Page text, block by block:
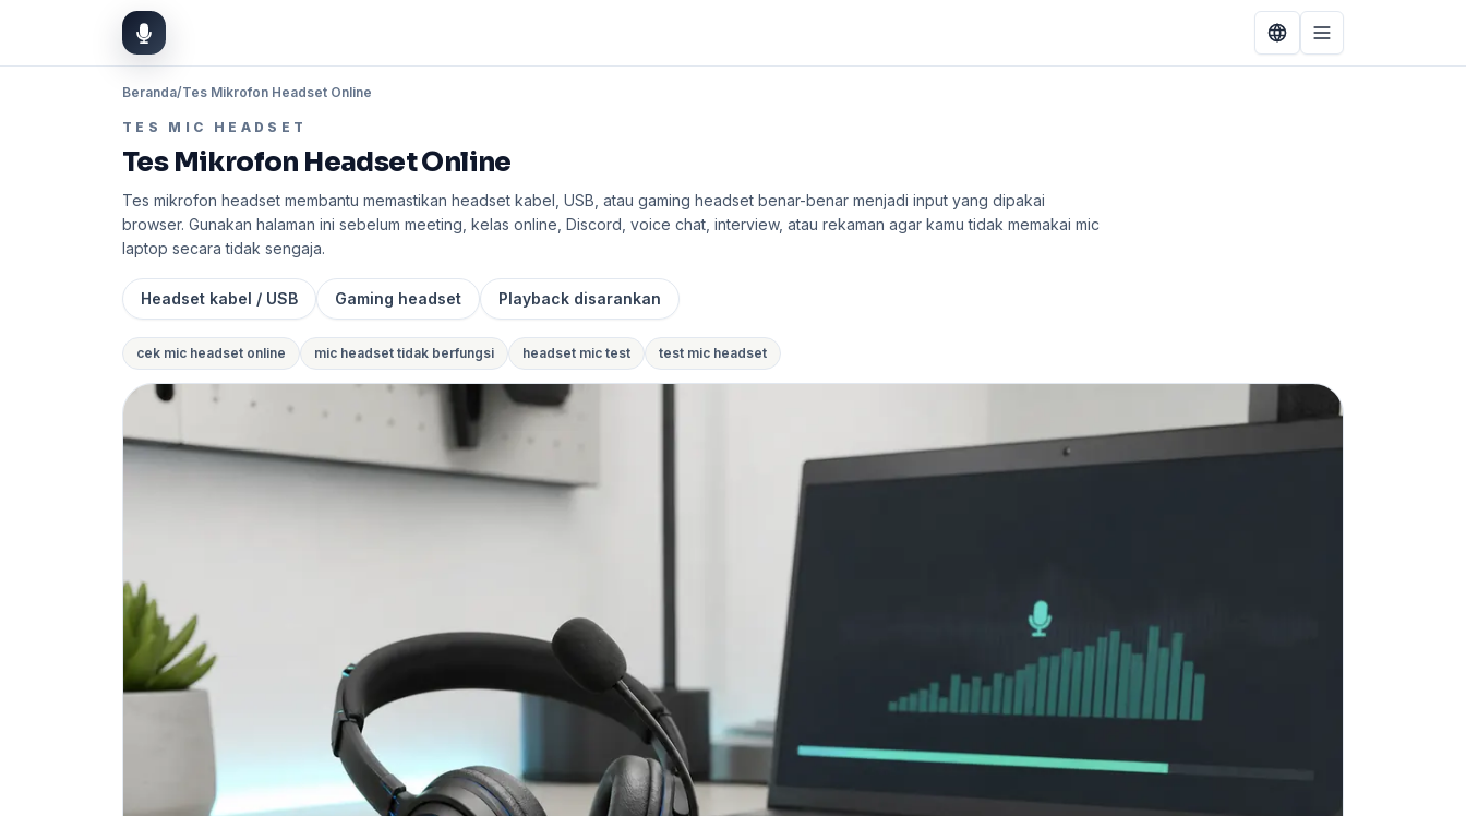
Beranda/Tes Mikrofon Headset Online
TES MIC HEADSET
Tes Mikrofon Headset Online
Tes mikrofon headset membantu memastikan headset kabel, USB, atau gaming headset benar-benar menjadi input yang dipakai
browser. Gunakan halaman ini sebelum meeting, kelas online, Discord, voice chat, interview, atau rekaman agar kamu tidak memakai mic
laptop secara tidak sengaja.
Headset kabel / USB Gaming headset Playback disarankan
cek mic headset online mic headset tidak berfungsi headset mic test test mic headset